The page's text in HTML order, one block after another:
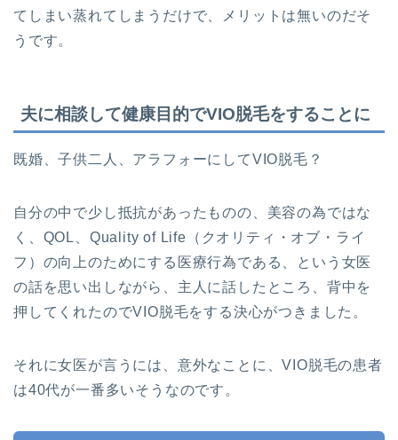
てしまい蒸れてしまうだけで、メリットは無いのだそ
うです。
夫に相談して健康目的でVIO脱毛をすることに
既婚、子供二人、アラフォーにしてVIO脱毛？
自分の中で少し抵抗があったものの、美容の為ではな
く、QOL、Quality of Life（クオリティ・オブ・ライ
フ）の向上のためにする医療行為である、という女医
の話を思い出しながら、主人に話したところ、背中を
押してくれたのでVIO脱毛をする決心がつきました。
それに女医が言うには、意外なことに、VIO脱毛の患者
は40代が一番多いそうなのです。